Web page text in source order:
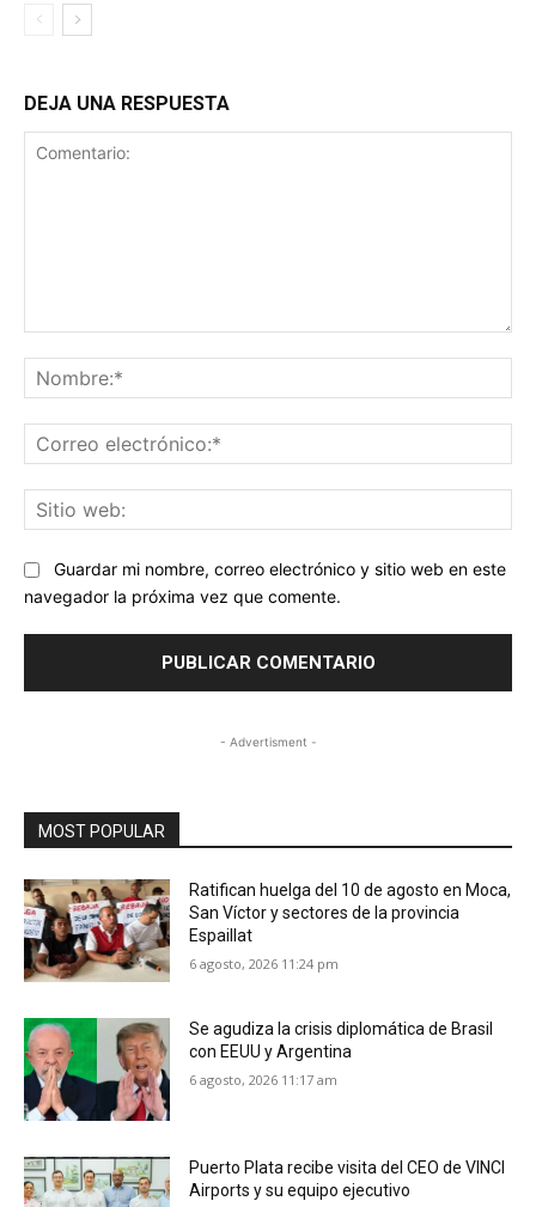
DEJA UNA RESPUESTA
Guardar mi nombre, correo electrónico y sitio web en este
navegador la próxima vez que comente.
- Advertisment -
MOST POPULAR
Ratifican huelga del 10 de agosto en Moca,
San Víctor y sectores de la provincia
Espaillat
6 agosto, 2026 11:24 pm
Se agudiza la crisis diplomática de Brasil
con EEUU y Argentina
6 agosto, 2026 11:17 am
Puerto Plata recibe visita del CEO de VINCI
Airports y su equipo ejecutivo